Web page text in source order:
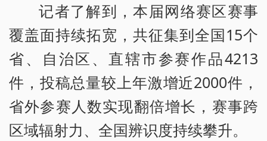
记者了解到，本届网络赛区赛事
覆盖面持续拓宽，共征集到全国15个
省、自治区、直辖市参赛作品4213
件，投稿总量较上年激增近2000件，
省外参赛人数实现翻倍增长，赛事跨
区域辐射力、全国辨识度持续攀升。